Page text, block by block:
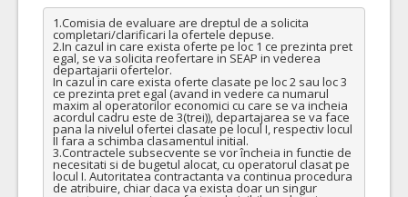
1.Comisia de evaluare are dreptul de a solicita
completari/clarificari la ofertele depuse.
2.In cazul in care exista oferte pe loc 1 ce prezinta pret
egal, se va solicita reofertare in SEAP in vederea
departajarii ofertelor.
In cazul in care exista oferte clasate pe loc 2 sau loc 3
ce prezinta pret egal (avand in vedere ca numarul
maxim al operatorilor economici cu care se va incheia
acordul cadru este de 3(trei)), departajarea se va face
pana la nivelul ofertei clasate pe locul I, respectiv locul
II fara a schimba clasamentul initial.
3.Contractele subsecvente se vor încheia in functie de
necesitati si de bugetul alocat, cu operatorul clasat pe
locul I. Autoritatea contractanta va continua procedura
de atribuire, chiar daca va exista doar un singur